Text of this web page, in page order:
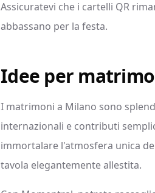
Assicuratevi che i cartelli QR
abbassano per la festa.
Idee per
I matrimoni a Milano sono
internazionali e contributi
immortalare l'atmosfera unica
tavola elegantemente allestita.